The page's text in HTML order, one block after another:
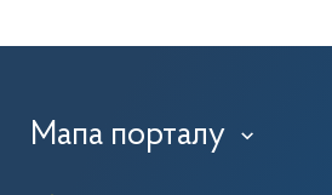
Мапа порталу ›